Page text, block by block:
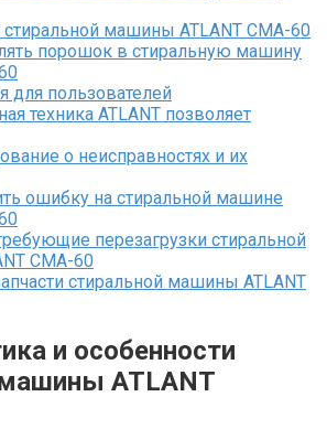
стиральной машины ATLANT СМА-60
порошок в стиральную машину
для пользователей
техника ATLANT позволяет
о неисправностях и их
ошибку на стиральной машине
перезагрузки стиральной
СМА-60
стиральной машины ATLANT
и особенности
ATLANT